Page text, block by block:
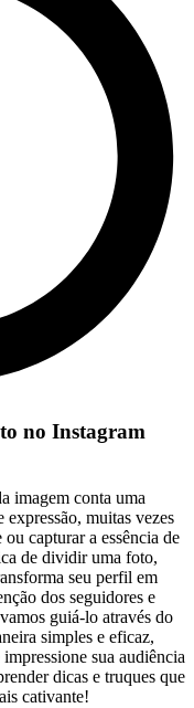
no Instagram
imagem conta uma
muitas vezes
capturar ⁣a essência de
de dividir uma foto,
seu perfil em
dos seguidores e
guiá-lo através do
simples e eficaz,
sua audiência
dicas e truques que
cativante!